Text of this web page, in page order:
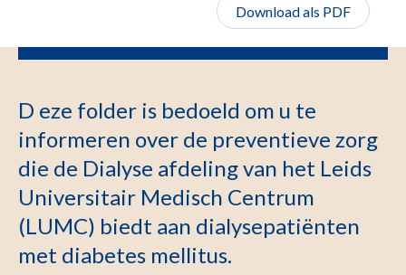
Download als PDF
D eze folder is bedoeld om u te
informeren over de preventieve zorg
die de Dialyse afdeling van het Leids
Universitair Medisch Centrum
(LUMC) biedt aan dialysepatiënten
met diabetes mellitus.